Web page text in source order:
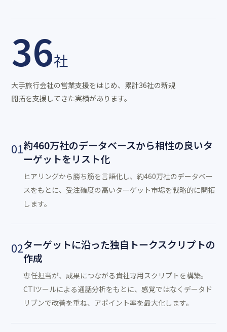
36社
大手旅行会社の営業支援をはじめ、累計36社の新規
開拓を支援してきた実績があります。
01約460万社のデータベースから相性の良いタ
ーゲットをリスト化
ヒアリングから勝ち筋を言語化し、約460万社のデータベー
スをもとに、受注確度の高いターゲット市場を戦略的に開拓
します。
02ターゲットに沿った独自トークスクリプトの
作成
専任担当が、成果につながる貴社専用スクリプトを構築。
CTIツールによる通話分析をもとに、感覚ではなくデータド
リブンで改善を重ね、アポイント率を最大化します。